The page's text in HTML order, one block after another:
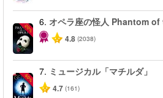
-20%
6. オペラ座の怪人 Phantom
4.8 (2038)
-50%
7. ミュージカル「マチルダ」
4.7 (161)